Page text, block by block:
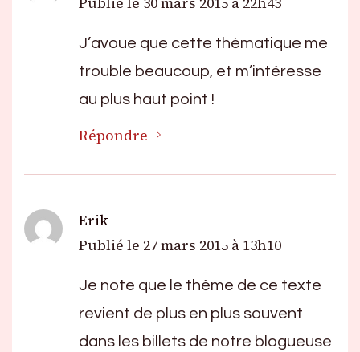
J’avoue que cette thématique me
trouble beaucoup, et m’intéresse
au plus haut point !
Répondre
Erik
Publié le 27 mars 2015 à 13h10
Je note que le thème de ce texte
revient de plus en plus souvent
dans les billets de notre blogueuse